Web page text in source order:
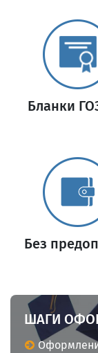
Бланки
Без
ШАГИ